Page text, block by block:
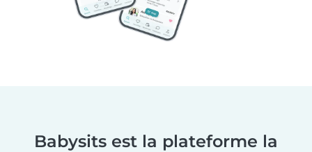
Babysits est la plateforme la